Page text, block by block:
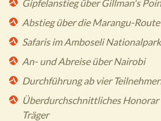
Gipfelanstieg über Gillman's
Abstieg über die Marangu-Route
Safaris im Amboseli Nationalpark
An- und Abreise über Nairobi
Durchführung ab vier
Überdurchschnittliches Honorar
Träger